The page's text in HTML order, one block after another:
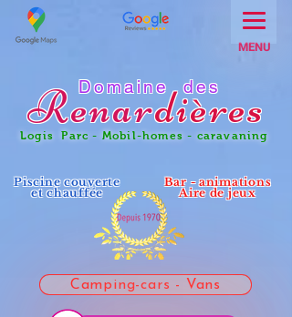
MENU
Domaine des
Renardières
Parc - Mobil-homes - caravaning
Piscine couverte
et chauffée
Bar - animations
Aire de jeux
Camping-cars - Vans